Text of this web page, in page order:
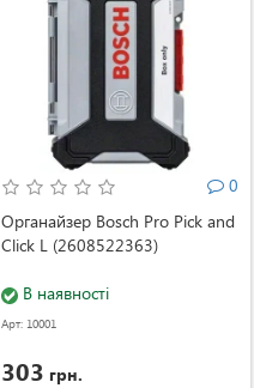
0
Органайзер Bosch Pro Pick and
Click L (2608522363)
В наявності
Арт: 10001
303 грн.